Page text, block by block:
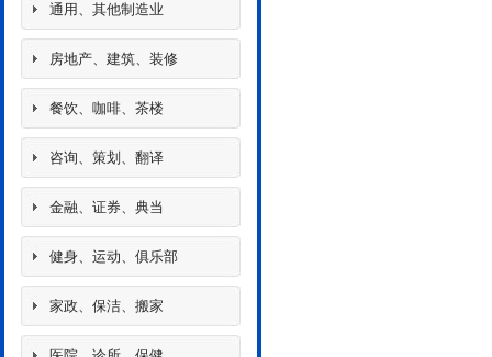
通用、其他制造业
房地产、建筑、装修
餐饮、咖啡、茶楼
咨询、策划、翻译
金融、证券、典当
健身、运动、俱乐部
家政、保洁、搬家